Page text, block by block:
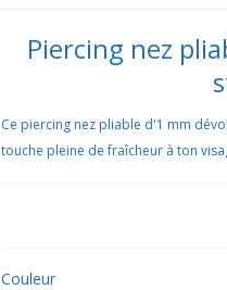
Piercing nez
Ce piercing nez pliable d'1 mm
touche pleine de fraîcheur à ton
Couleur